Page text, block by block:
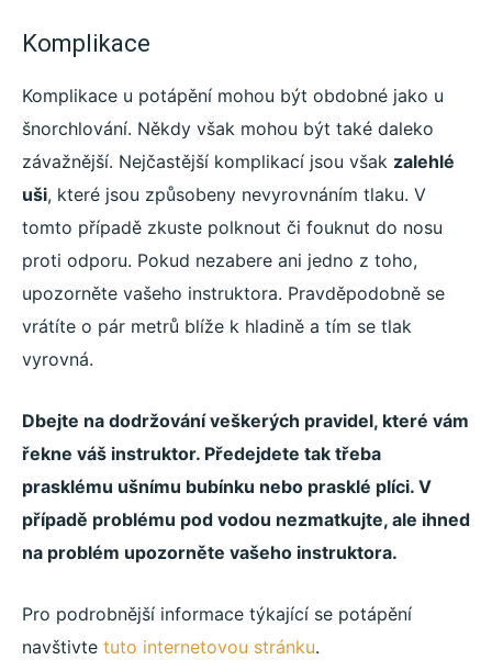
Komplikace
Komplikace u potápění mohou být obdobné jako u
šnorchlování. Někdy však mohou být také daleko
závažnější. Nejčastější komplikací jsou však zalehlé
uši, které jsou způsobeny nevyrovnáním tlaku. V
tomto případě zkuste polknout či fouknut do nosu
proti odporu. Pokud nezabere ani jedno z toho,
upozorněte vašeho instruktora. Pravděpodobně se
vrátíte o pár metrů blíže k hladině a tím se tlak
vyrovná.
Dbejte na dodržování veškerých pravidel, které vám
řekne váš instruktor. Předejdete tak třeba
prasklému ušnímu bubínku nebo prasklé plíci. V
případě problému pod vodou nezmatkujte, ale ihned
na problém upozorněte vašeho instruktora.
Pro podrobnější informace týkající se potápění
navštivte tuto internetovou stránku.